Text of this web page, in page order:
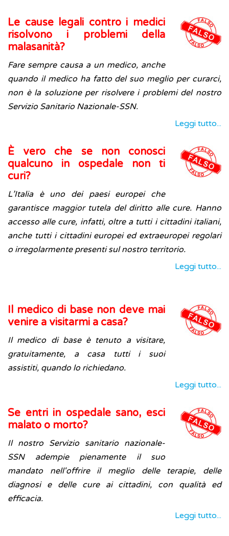
Le cause legali contro i medici
risolvono i problemi della
malasanità?
Fare sempre causa a un medico, anche
quando il medico ha fatto del suo meglio per curarci,
non è la soluzione per risolvere i problemi del nostro
Servizio Sanitario Nazionale-SSN.
Leggi tutto...
È vero che se non conosci
qualcuno in ospedale non ti
curi?
L’Italia è uno dei paesi europei che
garantisce maggior tutela del diritto alle cure. Hanno
accesso alle cure, infatti, oltre a tutti i cittadini italiani,
anche tutti i cittadini europei ed extraeuropei regolari
o irregolarmente presenti sul nostro territorio.
Leggi tutto...
Il medico di base non deve mai
venire a visitarmi a casa?
Il medico di base è tenuto a visitare,
gratuitamente, a casa tutti i suoi
assistiti, quando lo richiedano.
Leggi tutto...
Se entri in ospedale sano, esci
malato o morto?
Il nostro Servizio sanitario nazionale-
SSN adempie pienamente il suo
mandato nell'offrire il meglio delle terapie, delle
diagnosi e delle cure ai cittadini, con qualità ed
efficacia.
Leggi tutto...